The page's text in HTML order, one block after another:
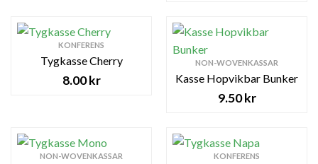
KONFERENS
Tygkasse Cherry
8.00kr
NON-WOVENKASSAR
Kasse Hopvikbar Bunker
9.50kr
NON-WOVENKASSAR KONFERENS